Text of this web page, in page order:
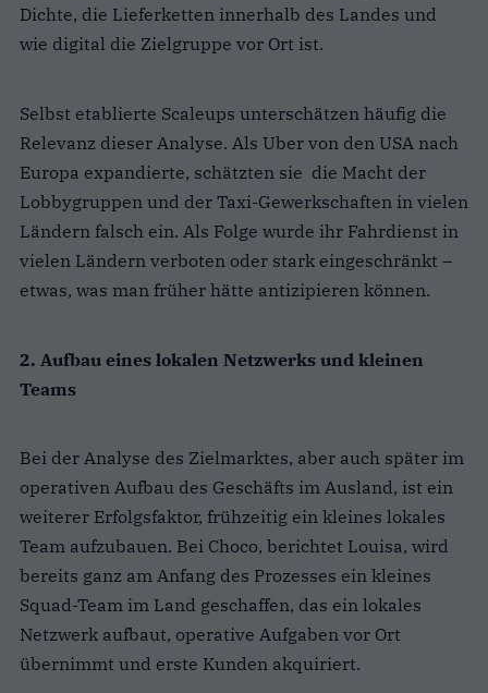
Dichte, die Lieferketten innerhalb des Landes und
wie digital die Zielgruppe vor Ort ist.
Selbst etablierte Scaleups unterschätzen häufig die
Relevanz dieser Analyse. Als Uber von den USA nach
Europa expandierte, schätzten sie die Macht der
Lobbygruppen und der Taxi-Gewerkschaften in vielen
Ländern falsch ein. Als Folge wurde ihr Fahrdienst in
vielen Ländern verboten oder stark eingeschränkt –
etwas, was man früher hätte antizipieren können.
2. Aufbau eines lokalen Netzwerks und kleinen
Teams
Bei der Analyse des Zielmarktes, aber auch später im
operativen Aufbau des Geschäfts im Ausland, ist ein
weiterer Erfolgsfaktor, frühzeitig ein kleines lokales
Team aufzubauen. Bei Choco, berichtet Louisa, wird
bereits ganz am Anfang des Prozesses ein kleines
Squad-Team im Land geschaffen, das ein lokales
Netzwerk aufbaut, operative Aufgaben vor Ort
übernimmt und erste Kunden akquiriert.